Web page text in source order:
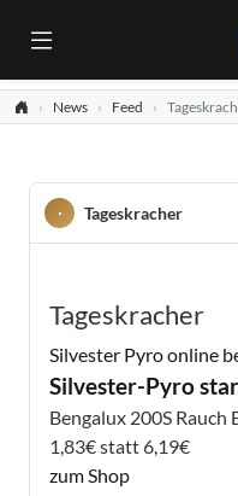
News Feed
Tageskracher
Tageskracher
Silvester Pyro online
Silvester-Pyro
Bengalux 200S
1,83€ statt 6,19€
zum Shop